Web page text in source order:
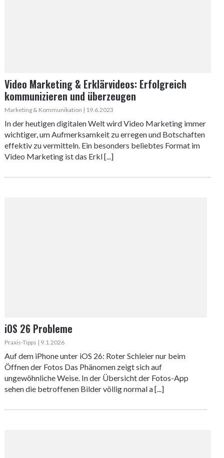
Video Marketing & Erklärvideos: Erfolgreich
kommunizieren und überzeugen
Marketing & Kommunikation | 19.6.2023
In der heutigen digitalen Welt wird Video Marketing immer
wichtiger, um Aufmerksamkeit zu erregen und Botschaften
effektiv zu vermitteln. Ein besonders beliebtes Format im
Video Marketing ist das Erkl [...]
iOS 26 Probleme
Praxis-Tipps | 9.1.2026
Auf dem iPhone unter iOS 26: Roter Schleier nur beim
Öffnen der Fotos Das Phänomen zeigt sich auf
ungewöhnliche Weise. In der Übersicht der Fotos-App
sehen die betroffenen Bilder völlig normal a [...]